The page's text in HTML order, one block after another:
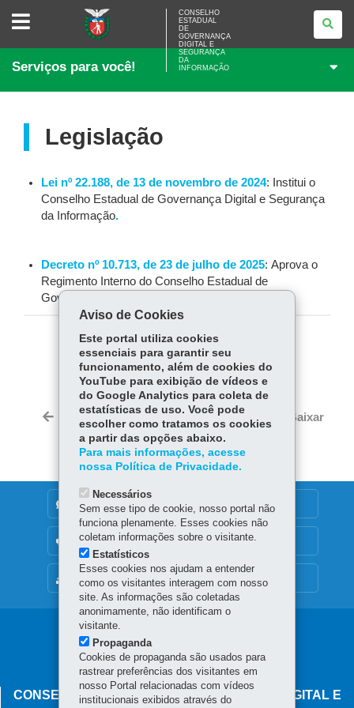
CONSELHO
ESTADUAL
GOVERNANÇA
E
DA
CONSELHO
ESTADUAL
DE
GOVERNANÇA
DIGITAL E
SEGURANÇA
DA
INFORMAÇÃO
Serviços para você!
Legislação
Lei nº 22.188, de 13 de novembro de 2024: Institui o
Conselho Estadual de Governança Digital e Segurança
da Informação.
Decreto nº 10.713, de 23 de julho de 2025: Aprova o
Regimento Interno do Conselho Estadual de
Governança Digital e Segurança da Informação.
COMPARTILHE:
Fa
ce
bo
ok
Tw
itt
er
W
ha
ts
Ap
p
Voltar Início Imprimir Baixar
MAPA DO SITE
DENUNCIE CORRUPÇÃO
OUVIDORIA
Navegação
principal
CONSELHO ESTADUAL DE GOVERNANÇA DIGITAL E
Aviso de Cookies
Este portal utiliza cookies
essenciais para garantir seu
funcionamento, além de cookies do
YouTube para exibição de vídeos e
do Google Analytics para coleta de
estatísticas de uso. Você pode
escolher como tratamos os cookies
a partir das opções abaixo.
Para mais informações, acesse
nossa Política de Privacidade.
Necessários
Sem esse tipo de cookie, nosso portal não
funciona plenamente. Esses cookies não
coletam informações sobre o visitante.
Estatísticos
Esses cookies nos ajudam a entender
como os visitantes interagem com nosso
site. As informações são coletadas
anonimamente, não identificam o
visitante.
Propaganda
Cookies de propaganda são usados para
rastrear preferências dos visitantes em
nosso Portal relacionadas com vídeos
institucionais exibidos através do